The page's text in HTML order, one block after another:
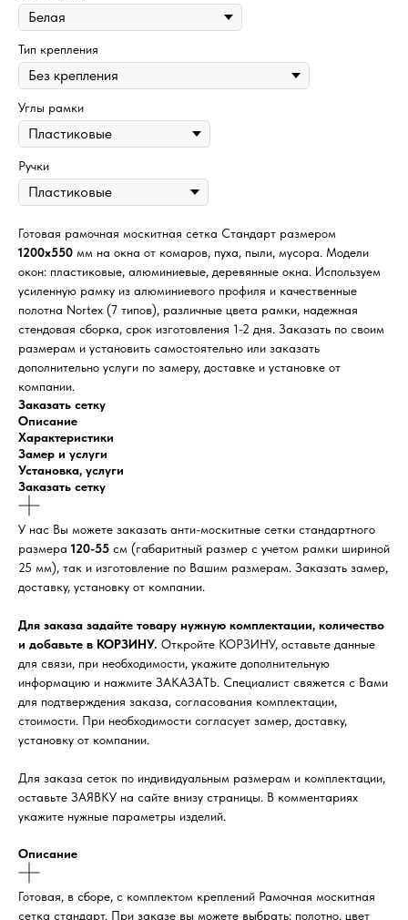
Тип крепления
Углы рамки
Ручки
Готовая рамочная москитная сетка Стандарт размером
1200х550 мм на окна от комаров, пуха, пыли, мусора. Модели
окон: пластиковые, алюминиевые, деревянные окна. Используем
усиленную рамку из алюминиевого профиля и качественные
полотна Nortex (7 типов), различные цвета рамки, надежная
стендовая сборка, срок изготовления 1-2 дня. Заказать по своим
размерам и установить самостоятельно или заказать
дополнительно услуги по замеру, доставке и установке от
компании.
Заказать сетку
Описание
Характеристики
Замер и услуги
Установка, услуги
Заказать сетку
У нас Вы можете заказать анти-москитные сетки стандартного
размера 120-55 см (габаритный размер с учетом рамки шириной
25 мм), так и изготовление по Вашим размерам. Заказать замер,
доставку, установку от компании.
Для заказа задайте товару нужную комплектации, количество
и добавьте в КОРЗИНУ. Откройте КОРЗИНУ, оставьте данные
для связи, при необходимости, укажите дополнительную
информацию и нажмите ЗАКАЗАТЬ. Специалист свяжется с Вами
для подтверждения заказа, согласования комплектации,
стоимости. При необходимости согласует замер, доставку,
установку от компании.
Для заказа сеток по индивидуальным размерам и комплектации,
оставьте ЗАЯВКУ на сайте внизу страницы. В комментариях
укажите нужные параметры изделий.
Описание
Готовая, в сборе, с комплектом креплений Рамочная москитная
сетка стандарт. При заказе вы можете выбрать: полотно, цвет